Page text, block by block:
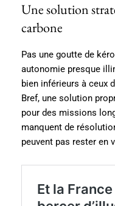
Une solution
carbone
Pas une goutte de
autonomie presque
bien inférieurs à ceux
Bref, une solution
pour des missions
manquent de
peuvent pas rester en